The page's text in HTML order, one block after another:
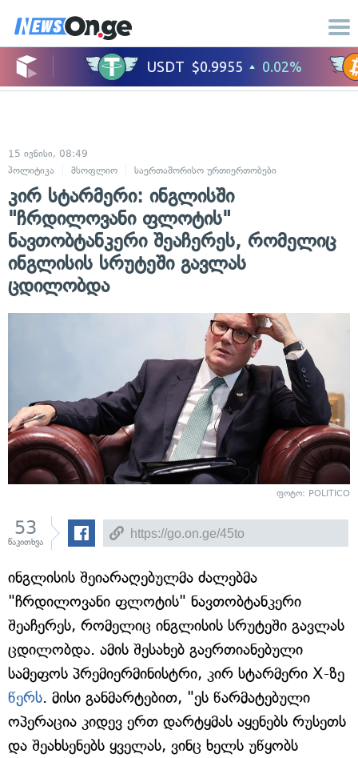
15 ივნისი, 08:49
პოლიტიკა
მსოფლიო საერთაშორისო ურთიერთობები
კირ სტარმერი: ინგლისში
"ჩრდილოვანი ფლოტის"
ნავთობტანკერი შეაჩერეს, რომელიც
ინგლისის სრუტეში გავლას
ცდილობდა
ფოტო: POLITICO
53
წაკითხვა
ინგლისის შეიარაღებულმა ძალებმა
"ჩრდილოვანი ფლოტის" ნავთობტანკერი
შეაჩერეს, რომელიც ინგლისის სრუტეში გავლას
ცდილობდა. ამის შესახებ გაერთიანებული
სამეფოს პრემიერმინისტრი, კირ სტარმერი X-ზე
წერს. მისი განმარტებით, "ეს წარმატებული
ოპერაცია კიდევ ერთ დარტყმას აყენებს რუსეთს
და შეახსენებს ყველას, ვინც ხელს უწყობს